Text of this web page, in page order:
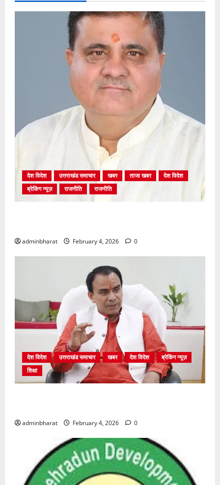
देश विदेश उत्तराखंड समाचार खबर ताजा खबर
देश विदेश
ब्रेकिंग न्यूज़
राजनीति राजनीति
adminbharat February 4, 2026 0
देश विदेश उत्तराखंड समाचार खबर देश विदेश
ब्रेकिंग न्यूज़
शिक्षा
adminbharat February 4, 2026 0